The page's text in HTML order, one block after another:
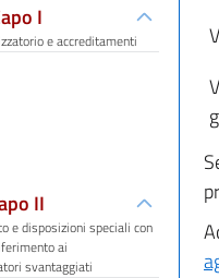
I
e accreditamenti
II
e disposizioni speciali con
ai
svantaggiati